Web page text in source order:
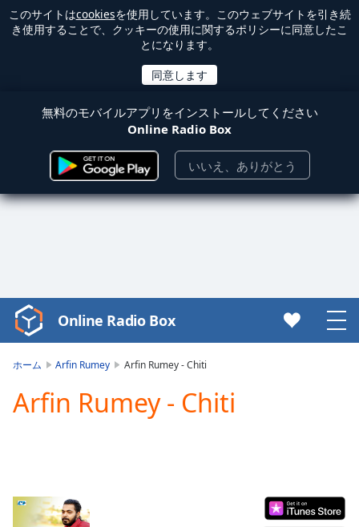
このサイトはcookiesを使用しています。このウェブサイトを引き続
き使用することで、クッキーの使用に関するポリシーに同意したこ
とになります。
無料のモバイルアプリをインストールしてください
Online Radio Box
いいえ、ありがとう
Video
Player
Play
Video
Mute
Online Radio Box
ホーム Arfin Rumey Arfin Rumey - Chiti
Arfin Rumey - Chiti